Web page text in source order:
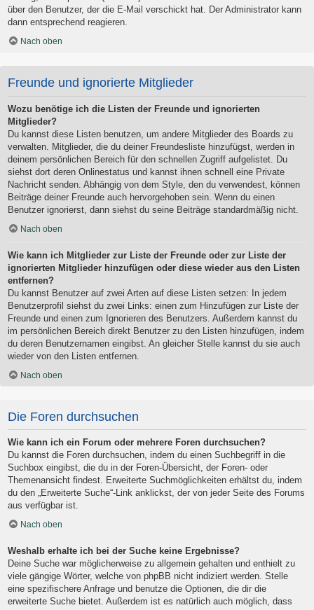
über den Benutzer, der die E-Mail verschickt hat. Der Administrator kann
dann entsprechend reagieren.
Nach oben
Freunde und ignorierte Mitglieder
Wozu benötige ich die Listen der Freunde und ignorierten
Mitglieder?
Du kannst diese Listen benutzen, um andere Mitglieder des Boards zu
verwalten. Mitglieder, die du deiner Freundesliste hinzufügst, werden in
deinem persönlichen Bereich für den schnellen Zugriff aufgelistet. Du
siehst dort deren Onlinestatus und kannst ihnen schnell eine Private
Nachricht senden. Abhängig von dem Style, den du verwendest, können
Beiträge deiner Freunde auch hervorgehoben sein. Wenn du einen
Benutzer ignorierst, dann siehst du seine Beiträge standardmäßig nicht.
Nach oben
Wie kann ich Mitglieder zur Liste der Freunde oder zur Liste der
ignorierten Mitglieder hinzufügen oder diese wieder aus den Listen
entfernen?
Du kannst Benutzer auf zwei Arten auf diese Listen setzen: In jedem
Benutzerprofil siehst du zwei Links: einen zum Hinzufügen zur Liste der
Freunde und einen zum Ignorieren des Benutzers. Außerdem kannst du
im persönlichen Bereich direkt Benutzer zu den Listen hinzufügen, indem
du deren Benutzernamen eingibst. An gleicher Stelle kannst du sie auch
wieder von den Listen entfernen.
Nach oben
Die Foren durchsuchen
Wie kann ich ein Forum oder mehrere Foren durchsuchen?
Du kannst die Foren durchsuchen, indem du einen Suchbegriff in die
Suchbox eingibst, die du in der Foren-Übersicht, der Foren- oder
Themenansicht findest. Erweiterte Suchmöglichkeiten erhältst du, indem
du den „Erweiterte Suche“-Link anklickst, der von jeder Seite des Forums
aus verfügbar ist.
Nach oben
Weshalb erhalte ich bei der Suche keine Ergebnisse?
Deine Suche war möglicherweise zu allgemein gehalten und enthielt zu
viele gängige Wörter, welche von phpBB nicht indiziert werden. Stelle
eine spezifischere Anfrage und benutze die Optionen, die dir die
erweiterte Suche bietet. Außerdem ist es natürlich auch möglich, dass